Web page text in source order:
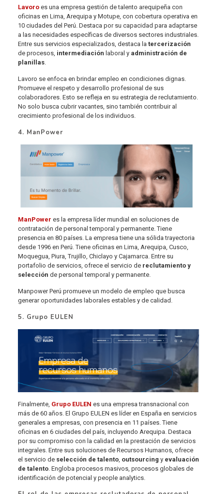
Lavoroes una empresa gestión de talento arequipeña con
oficinas en Lima, Arequipa y Motupe, con cobertura operativa en
10 ciudades del Perú. Destaca por su capacidad para adaptarse
a las necesidades específicas de diversos sectores industriales.
Entre sus servicios especializados, destaca la tercerización
de procesos, intermediación laboral y administración de
planillas.
Lavoro se enfoca en brindar empleo en condiciones dignas.
Promueve el respeto y desarrollo profesional de sus
colaboradores. Esto se refleja en su estrategia de reclutamiento.
No solo busca cubrir vacantes, sino también contribuir al
crecimiento profesional de los individuos.
4. ManPower
ManPower es la empresa líder mundial en soluciones de
contratación de personal temporal y permanente. Tiene
presencia en 80 países. La empresa tiene una sólida trayectoria
desde 1996 en Perú. Tiene oficinas en Lima, Arequipa, Cusco,
Moquegua, Piura, Trujillo, Chiclayo y Cajamarca. Entre su
portafolio de servicios, ofrece el servicio de reclutamiento y
selección de personal temporal y permanente.
Manpower Perú promueve un modelo de empleo que busca
generar oportunidades laborales estables y de calidad.
5. Grupo EULEN
Finalmente, Grupo EULEN es una empresa transnacional con
más de 60 años. El Grupo EULEN es líder en España en servicios
generales a empresas, con presencia en 11 países. Tiene
oficinas en 6 ciudades del país, incluyendo Arequipa. Destaca
por su compromiso con la calidad en la prestación de servicios
integrales. Entre sus soluciones de Recursos Humanos, ofrece
el servicio de selección de talento, outsourcing y evaluación
de talento. Engloba procesos masivos, procesos globales de
identificación de potencial y people analytics.